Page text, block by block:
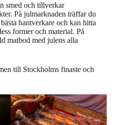
smed och tillverkar
På julmarknaden träffar du
hantverkare och kan hitta
former och material. På
matbod med julens alla
till Stockholms finaste och